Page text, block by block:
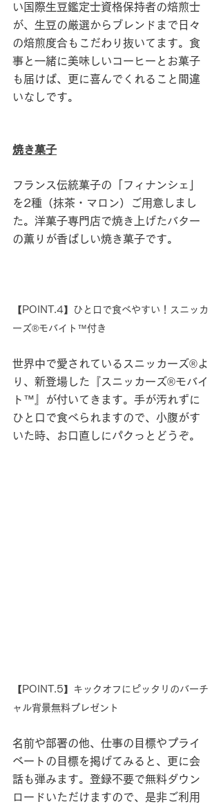
い国際生豆鑑定士資格保持者の焙煎士
が、生豆の厳選からブレンドまで日々
の焙煎度合もこだわり抜いてます。食
事と一緒に美味しいコーヒーとお菓子
も届けば、更に喜んでくれること間違
いなしです。
焼き菓子
フランス伝統菓子の「フィナンシェ」
を2種（抹茶・マロン）ご用意しまし
た。洋菓子専門店で焼き上げたバター
の薫りが香ばしい焼き菓子です。
【POINT.4】ひと口で食べやすい！スニッカ
ーズ®モバイト™付き
世界中で愛されているスニッカーズ®よ
り、新登場した『スニッカーズ®モバイ
ト™』が付いてきます。手が汚れずに
ひと口で食べられますので、小腹がす
いた時、お口直しにパクっとどうぞ。
【POINT.5】キックオフにピッタリのバーチ
ャル背景無料プレゼント
名前や部署の他、仕事の目標やプライ
ベートの目標を掲げてみると、更に会
話も弾みます。登録不要で無料ダウン
ロードいただけますので、是非ご利用